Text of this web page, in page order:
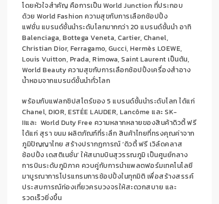
โดยหัวใจสำคัญ คือการเป็นWorld Junction ที่ประกอบ
ด้วย World Fashion ความสุขกับการเลือกช้อปปิ้ง
แฟชั่น แบรนด์ชั้นนำระดับโลกมากกว่า20 แบรนด์ชั้นนำ อาทิ
Balenciaga, Bottega Veneta, Cartier, Chanel,
Christian Dior, Ferragamo, Gucci, Hermès LOEWE,
Louis Vuitton, Prada,Rimowa, Saint Laurent เป็นต้น,
World Beauty ความสุขกับการเลือกช้อปปิ้งเครื่องสำอาง
น้ำหอมจากแบรนด์ชั้นนำทั่วโลก
พร้อมกับแฟลกชิปสโตร์ของ5 แบรนด์ชั้นนำระดับโลก ได้แก่
Chanel, DIOR, ESTÉE LAUDER, Lancôme และSK-
IIและ World Duty Free ความหลากหลายของสินค้าดิวตี้ ฟรี
ได้แก่ สุรา ขนม ผลิตภัณฑ์ที่ระลึก สินค้าไทยที่ทรงคุณค่าจาก
ภูมิปัญญาไทย สร้างปรากฏการณ์‘ดิวตี้ ฟรี เวิล์ดคลาส
ช้อปปิ้ง เดสติเนชั่น’ให้สนามบินสุวรรณภูมิ เป็นศูนย์กลาง
การบินระดับภูมิภาค ควบคู่กับการนำแพลตฟอร์มเทคโนโลยี
มาบูรณาการโปรแกรมการช้อปปิ้งในทุกมิติ เพื่อสร้างสรรค์
ประสบการณ์ท่องเที่ยวครบวงจรให้สะดวกสบาย และ
รวดเร็วยิ่งขึ้น